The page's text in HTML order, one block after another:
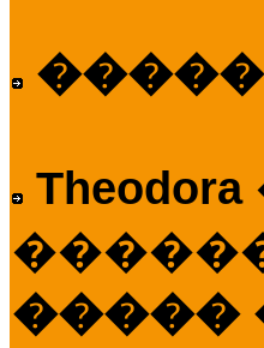
�����
Theodora
�����